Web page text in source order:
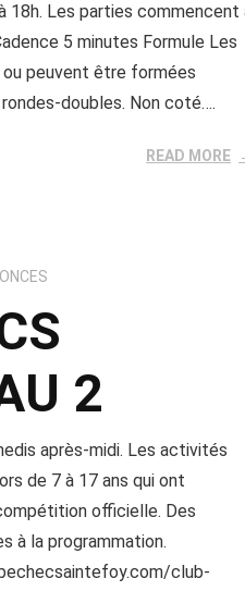
18h. Les parties commencent
5 minutes Formule Les
peuvent être formées
rondes-doubles. Non coté….
READ MORE
2
après-midi. Les activités
de 7 à 17 ans qui ont
officielle. Des
à la programmation.
club-